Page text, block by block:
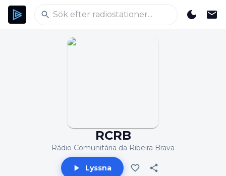
RCRB
Rádio Comunitária da Ribeira Brava
Lyssna